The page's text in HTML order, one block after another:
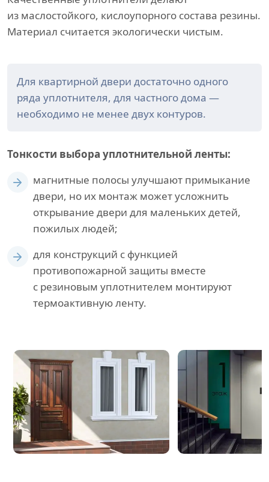
из маслостойкого, кислоупорного состава резины.
Материал считается экологически чистым.
Для квартирной двери достаточно одного
ряда уплотнителя, для частного дома —
необходимо не менее двух контуров.
Тонкости выбора уплотнительной ленты:
магнитные полосы улучшают примыкание
двери, но их монтаж может усложнить
открывание двери для маленьких детей,
пожилых людей;
для конструкций с функцией
противопожарной защиты вместе
с резиновым уплотнителем монтируют
термоактивную ленту.